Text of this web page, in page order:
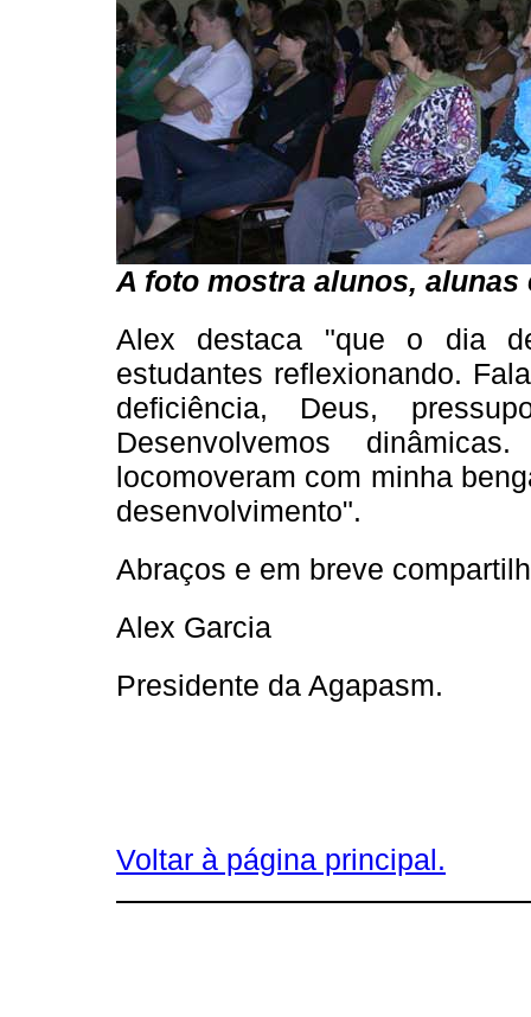
A foto mostra alunos,
Alex destaca "que o dia
estudantes reflexionando.
deficiência, Deus,
Desenvolvemos
locomoveram com minha
desenvolvimento".
Abraços e em breve
Alex Garcia
Presidente da Agapasm.
Voltar à página principal.